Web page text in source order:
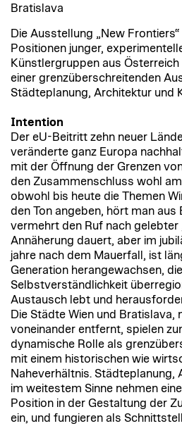
Bratislava
Die Ausstellung „New
Positionen junger,
Künstlergruppen aus Österreich
einer grenzüberschreitenden
Städteplanung, Architektur und
Intention
Der eU-Beitritt zehn neuer
veränderte ganz Europa
mit der Öffnung der Grenzen
den Zusammenschluss wohl
obwohl bis heute die Themen
den Ton angeben, hört man aus
vermehrt den Ruf nach gelebter
Annäherung dauert, aber im
jahre nach dem Mauerfall, ist
Generation herangewachsen,
Selbstverständlichkeit
Austausch lebt und
Die Städte Wien und Bratislava,
voneinander entfernt, spielen
dynamische Rolle als
mit einem historischen wie
Naheverhältnis. Städteplanung,
im weitestem Sinne nehmen
Position in der Gestaltung der
ein, und fungieren als